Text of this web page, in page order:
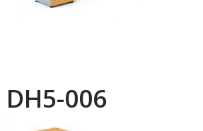
DH5-006